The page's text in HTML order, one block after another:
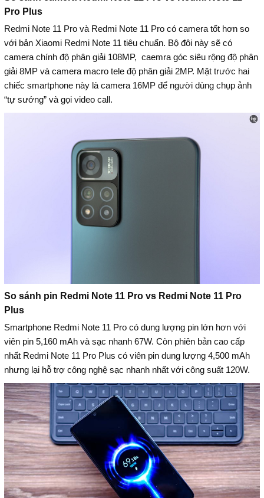
Pro Plus
Redmi Note 11 Pro và Redmi Note 11 Pro có camera tốt hơn so
với bản Xiaomi Redmi Note 11 tiêu chuẩn. Bộ đôi này sẽ có
camera chính độ phân giải 108MP, caemra góc siêu rộng độ phân
giải 8MP và camera macro tele độ phân giải 2MP. Mặt trước hai
chiếc smartphone này là camera 16MP để người dùng chụp ảnh
“tự sướng” và gọi video call.
So sánh pin Redmi Note 11 Pro vs Redmi Note 11 Pro
Plus
Smartphone Redmi Note 11 Pro có dung lượng pin lớn hơn với
viên pin 5,160 mAh và sạc nhanh 67W. Còn phiên bản cao cấp
nhất Redmi Note 11 Pro Plus có viên pin dung lượng 4,500 mAh
nhưng lại hỗ trợ công nghệ sạc nhanh nhất với công suất 120W.